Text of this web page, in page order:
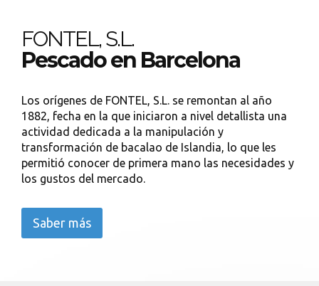
FONTEL, S.L.
Pescado en Barcelona
Los orígenes de FONTEL, S.L. se remontan al año
1882, fecha en la que iniciaron a nivel detallista una
actividad dedicada a la manipulación y
transformación de bacalao de Islandia, lo que les
permitió conocer de primera mano las necesidades y
los gustos del mercado.
Saber más